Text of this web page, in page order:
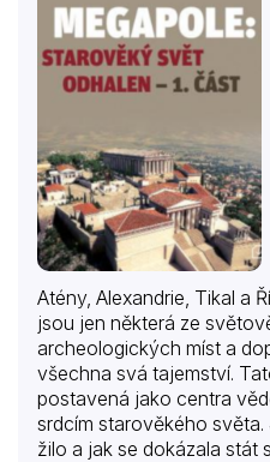
Atény, Alexandrie, Tikal a
jsou jen některá ze
archeologických míst a
všechna svá tajemství.
postavená jako centra
srdcím starověkého
žilo a jak se dokázala stát